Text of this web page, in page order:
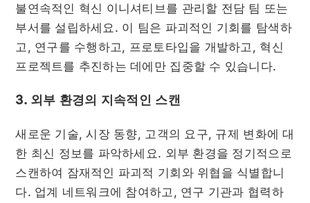
불연속적인 혁신 이니셔티브를 관리할 전담 팀 또는
부서를 설립하세요. 이 팀은 파괴적인 기회를 탐색하
고, 연구를 수행하고, 프로토타입을 개발하고, 혁신
프로젝트를 추진하는 데에만 집중할 수 있습니다.
3. 외부 환경의 지속적인 스캔
새로운 기술, 시장 동향, 고객의 요구, 규제 변화에 대
한 최신 정보를 파악하세요. 외부 환경을 정기적으로
스캔하여 잠재적인 파괴적 기회와 위협을 식별합니
다. 업계 네트워크에 참여하고, 연구 기관과 협력하